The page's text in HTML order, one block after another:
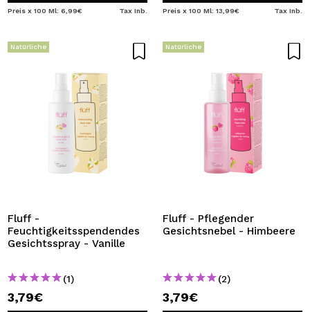
Preis x 100 Ml: 6,99€ Tax Inb. Preis x 100 Ml: 13,99€ Tax Inb.
Natürliche
Fluff -
Feuchtigkeitsspendendes
Gesichtsspray - Vanille
(1)
3,79€
Natürliche
Fluff - Pflegender
Gesichtsnebel - Himbeere
(2)
3,79€